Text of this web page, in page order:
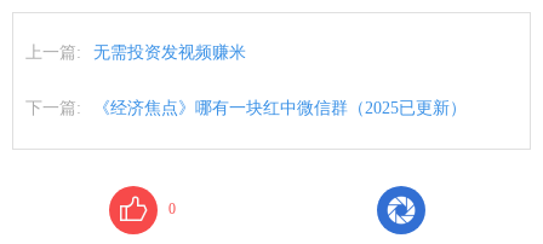
上一篇: 无需投资发视频赚米
下一篇: 《经济焦点》哪有一块红中微信群（2025已更新）
0